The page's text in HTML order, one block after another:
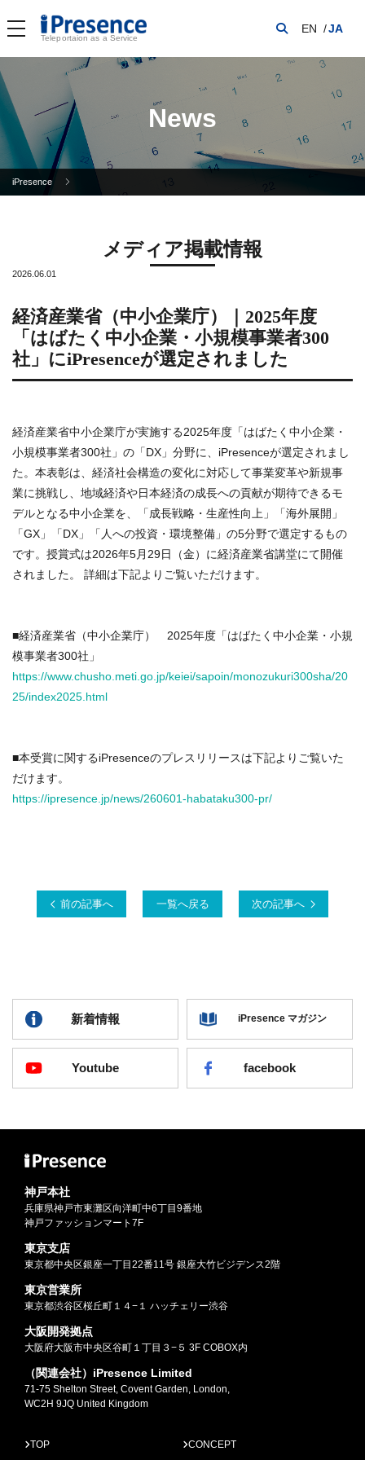
Teleportaion as a Service
EN JA
News
iPresence
メディア掲載情報
2026.06.01
経済産業省（中小企業庁）｜2025年度
「はばたく中小企業・小規模事業者300
社」にiPresenceが選定されました
経済産業省中小企業庁が実施する2025年度「はばたく中小企業・
小規模事業者300社」の「DX」分野に、iPresenceが選定されまし
た。本表彰は、経済社会構造の変化に対応して事業変革や新規事
業に挑戦し、地域経済や日本経済の成長への貢献が期待できるモ
デルとなる中小企業を、「成長戦略・生産性向上」「海外展開」
「GX」「DX」「人への投資・環境整備」の5分野で選定するもの
です。授賞式は2026年5月29日（金）に経済産業省講堂にて開催
されました。 詳細は下記よりご覧いただけます。
■経済産業省（中小企業庁） 2025年度「はばたく中小企業・小規
模事業者300社」
https://www.chusho.meti.go.jp/keiei/sapoin/monozukuri300sha/20
25/index2025.html
■本受賞に関するiPresenceのプレスリリースは下記よりご覧いた
だけます。
https://ipresence.jp/news/260601-habataku300-pr/
前の記事へ 一覧へ戻る 次の記事へ
新着情報 iPresence マガジン
Youtube facebook
神戸本社
兵庫県神戸市東灘区向洋町中6丁目9番地
神戸ファッションマート7F
東京支店
東京都中央区銀座一丁目22番11号 銀座大竹ビジデンス2階
東京営業所
東京都渋谷区桜丘町１４−１ ハッチェリー渋谷
大阪開発拠点
大阪府大阪市中央区谷町１丁目３−５ 3F COBOX内
（関連会社）iPresence Limited
71-75 Shelton Street, Covent Garden, London,
WC2H 9JQ United Kingdom
TOP CONCEPT